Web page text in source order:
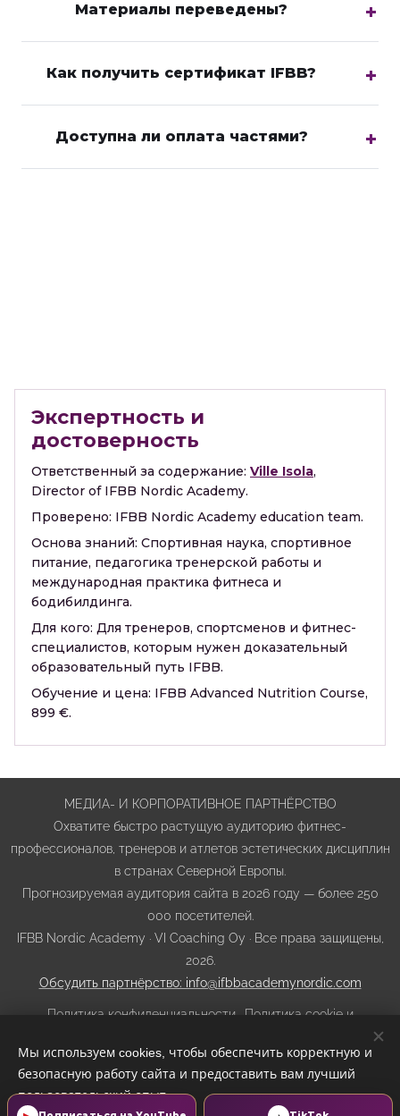
Материалы переведены?
Как получить сертификат IFBB?
Доступна ли оплата частями?
Экспертность и
достоверность
Ответственный за содержание: Ville Isola,
Director of IFBB Nordic Academy.
Проверено: IFBB Nordic Academy education team.
Основа знаний: Спортивная наука, спортивное
питание, педагогика тренерской работы и
международная практика фитнеса и
бодибилдинга.
Для кого: Для тренеров, спортсменов и фитнес-
специалистов, которым нужен доказательный
образовательный путь IFBB.
Обучение и цена: IFBB Advanced Nutrition Course,
899 €.
МЕДИА- И КОРПОРАТИВНОЕ ПАРТНЁРСТВО
Охватите быстро растущую аудиторию фитнес-
профессионалов, тренеров и атлетов эстетических дисциплин
в странах Северной Европы.
Прогнозируемая аудитория сайта в 2026 году — более 250
000 посетителей.
IFBB Nordic Academy · VI Coaching Oy · Все права защищены,
2026.
Обсудить партнёрство: info@ifbbacademynordic.com
Политика конфиденциальности· Политика cookie и
покупки, отмены и возврата·Прозрачность ИИ
Cookie-файлы
Мы используем cookies, чтобы обеспечить корректную и
безопасную работу сайта и предоставить вам лучший
пользовательский опыт.